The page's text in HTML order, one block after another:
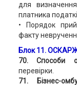
для
платника
• Порядок
факту
Блок 11.
70. Способи
перевірки.
71. Бізнес-